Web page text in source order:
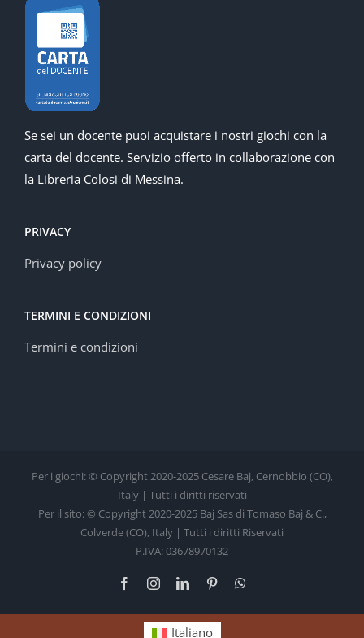
Se sei un docente puoi acquistare i nostri giochi con la
carta del docente. Servizio offerto in collaborazione con
la Libreria Colosi di Messina.
PRIVACY
Privacy policy
TERMINI E CONDIZIONI
Termini e condizioni
Per i giochi: © Copyright 2020-2025 Cesare Baj, Cernobbio (CO),
Italy | Tutti i diritti riservati
Per il sito: © Copyright 2020-2025 Baj Sas di Tomaso Baj & C.,
Colverde (CO), Italy | Tutti i diritti Riservati
P.IVA: 03678970132
FacebookInstagramLinkedInPinterest
Italiano